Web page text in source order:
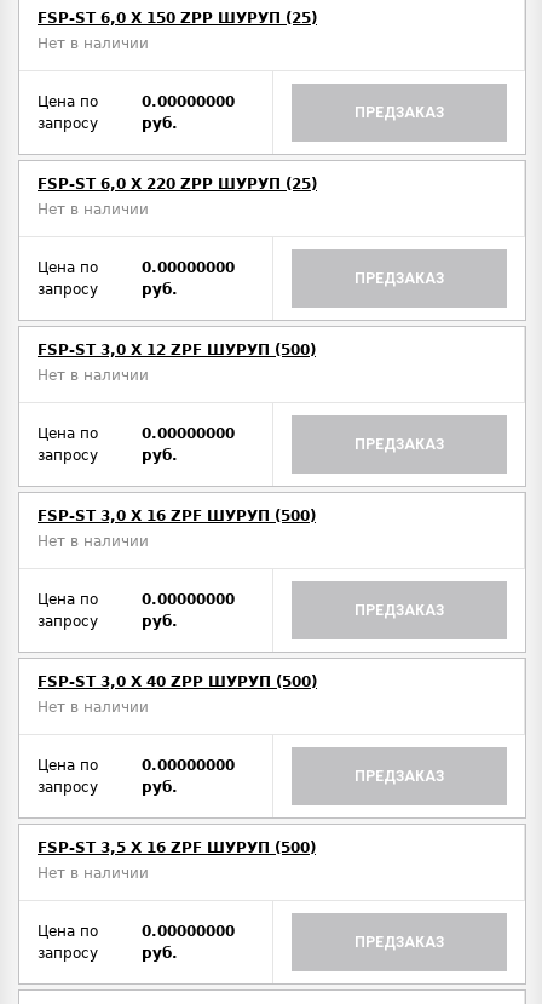
FSP-ST 6,0 X 150 ZPP ШУРУП (25)
Нет в наличии
Цена по
запросу
0.00000000
руб.
ПРЕДЗАКАЗ
FSP-ST 6,0 X 220 ZPP ШУРУП (25)
Нет в наличии
Цена по
запросу
0.00000000
руб.
ПРЕДЗАКАЗ
FSP-ST 3,0 X 12 ZPF ШУРУП (500)
Нет в наличии
Цена по
запросу
0.00000000
руб.
ПРЕДЗАКАЗ
FSP-ST 3,0 X 16 ZPF ШУРУП (500)
Нет в наличии
Цена по
запросу
0.00000000
руб.
ПРЕДЗАКАЗ
FSP-ST 3,0 X 40 ZPP ШУРУП (500)
Нет в наличии
Цена по
запросу
0.00000000
руб.
ПРЕДЗАКАЗ
FSP-ST 3,5 X 16 ZPF ШУРУП (500)
Нет в наличии
Цена по
запросу
0.00000000
руб.
ПРЕДЗАКАЗ